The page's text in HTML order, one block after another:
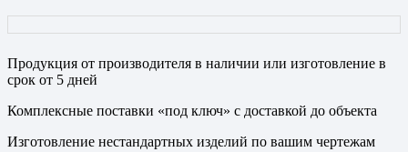
Продукция от производителя в наличии или изготовление в
срок от 5 дней
Комплексные поставки «под ключ» с доставкой до объекта
Изготовление нестандартных изделий по вашим чертежам